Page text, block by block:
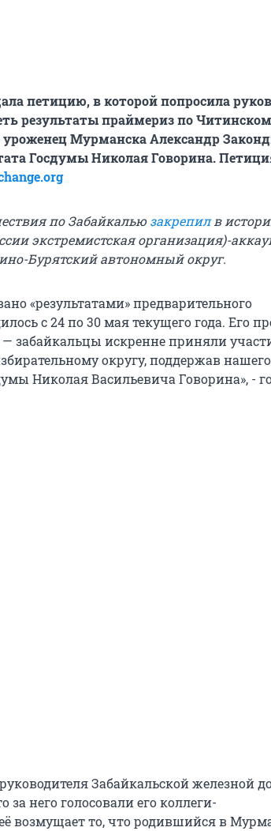
петицию, в которой попросила
результаты праймериз по
уроженец Мурманска Александр
Госдумы Николая Говорина.
по Забайкальюзакрепилв
экстремистская организация)-
Бурятский автономный округ.
«результатами» предварительного
с 24 по 30 мая текущего года. Его
забайкальцы искренне приняли
округу, поддержав
Николая Васильевича Говорина», -
Забайкальской железной
за него голосовали его коллеги-
возмущает то, что родившийся в